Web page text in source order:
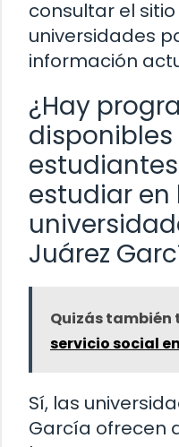
consultar el
universidades
información
¿Hay
estudiar en
Juárez
Quizás también
servicio social
Sí, las
García ofrecen